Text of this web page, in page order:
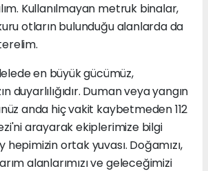
Kullanılmayan metruk binalar,
otların bulunduğu alanlarda da
en büyük gücümüz,
duyarlılığıdır. Duman veya yangın
anda hiç vakit kaybetmeden 112
arayarak ekiplerimize bilgi
ortak yuvası. Doğamızı,
alanlarımızı ve geleceğimizi